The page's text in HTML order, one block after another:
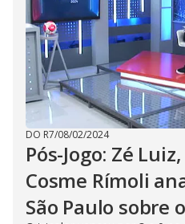
DO R7/08/02/2024
Pós-Jogo: Zé
Cosme Rímoli
São Paulo sobre